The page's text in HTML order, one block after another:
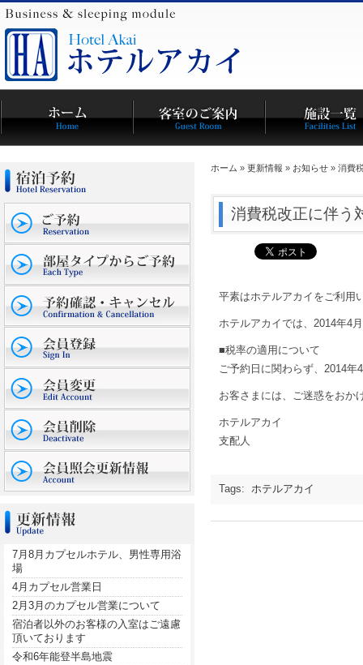
ホーム » 更新情報 » お知らせ » 消費
消費税改正に伴う
平素はホテルアカイをご利用
ホテルアカイでは、2014年4
■税率の適用について
ご予約日に関わらず、2014
お客さまには、ご迷惑をおか
ホテルアカイ
支配人
Tags: ホテルアカイ
7月8月カプセルホテル、男性専用浴
場
4月カプセル営業日
2月3月のカプセル営業について
宿泊者以外のお客様の入室はご遠慮
頂いております
令和6年能登半島地震